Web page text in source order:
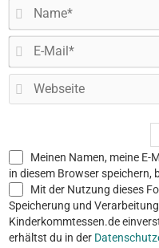
Meinen Namen, meine E-
in diesem Browser speichern,
Mit der Nutzung dieses
Speicherung und
Kinderkommtessen.de
erhältst du in der